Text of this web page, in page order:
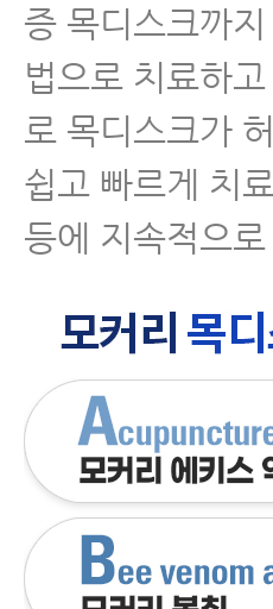
증 목디스크까
법으로 치료하
로 목디스크가
쉽고 빠르게 치
등에 지속적으